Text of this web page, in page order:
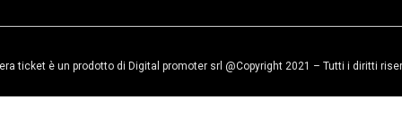
ticket è un prodotto di Digital promoter srl @Copyright 2021 – Tutti i diritti